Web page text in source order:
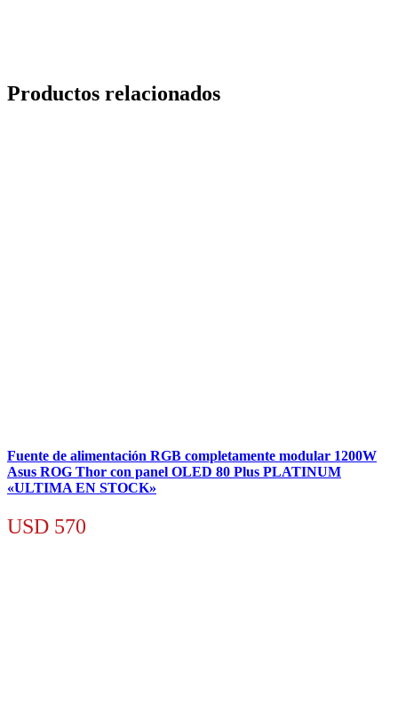
Productos relacionados
Fuente de alimentación RGB completamente modular 1200W
Asus ROG Thor con panel OLED 80 Plus PLATINUM
«ULTIMA EN STOCK»
USD 570